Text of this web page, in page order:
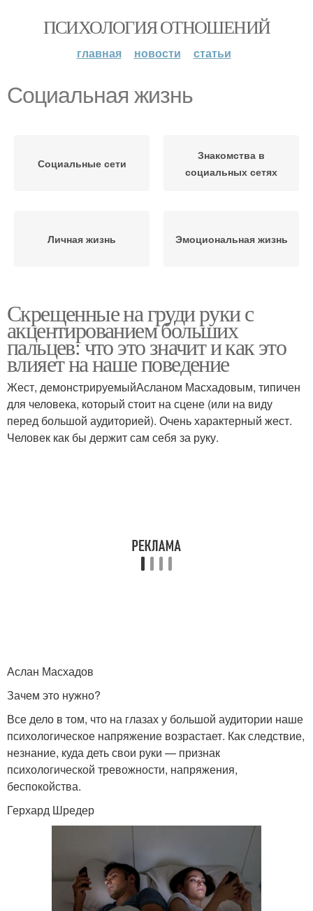
ПСИХОЛОГИЯ ОТНОШЕНИЙ
главная новости статьи
Социальная жизнь
Социальные сети
Знакомства в
социальных сетях
Личная жизнь Эмоциональная жизнь
Скрещенные на груди руки с
акцентированием больших
пальцев: что это значит и как это
влияет на наше поведение
Жест, демонстрируемыйАсланом Масхадовым, типичен
для человека, который стоит на сцене (или на виду
перед большой аудиторией). Очень характерный жест.
Человек как бы держит сам себя за руку.
Аслан Масхадов
Зачем это нужно?
Все дело в том, что на глазах у большой аудитории наше
психологическое напряжение возрастает. Как следствие,
незнание, куда деть свои руки — признак
психологической тревожности, напряжения,
беспокойства.
Герхард Шредер